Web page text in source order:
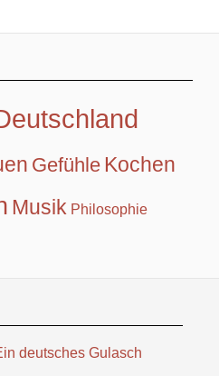
Gefühle Kochen
Musik Philosophie
deutsches Gulasch